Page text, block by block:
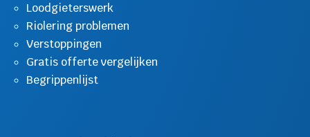
Loodgieterswerk
Riolering problemen
Verstoppingen
Gratis offerte vergelijken
Begrippenlijst